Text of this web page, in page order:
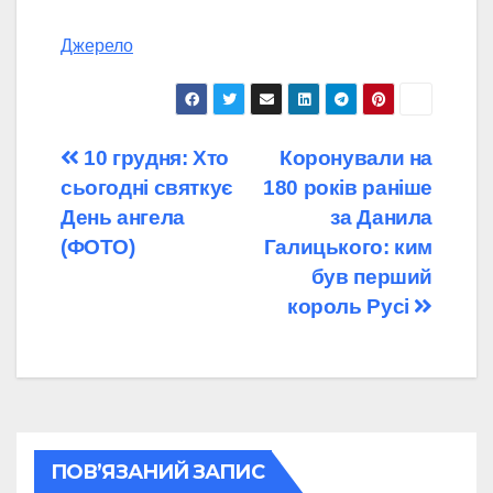
Джерело
Навігація
записів
Коронували на
180 років раніше
за Данила
Галицького: ким
був перший
король Русі
10 грудня: Хто
сьогодні святкує
День ангела
(ФОТО)
ПОВ’ЯЗАНИЙ ЗАПИС